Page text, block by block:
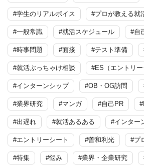
#学生のリアルボイス #プロが教える就
#一般常識 #就活スケジュール #自
#時事問題 #面接 #テスト準備
#就活ぶっちゃけ相談 #ES（エントリー
#インターンシップ #OB・OG訪問
#業界研究 #マンガ #自己PR
#出遅れ #就活あるある #インター
#エントリーシート #曽和利光 #プ
#特集 #悩み #業界・企業研究